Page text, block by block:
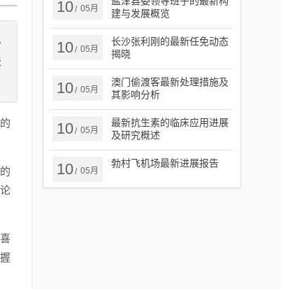
10/ 05月
建与发展概览
10/ 05月
长沙张利刚的最新任免动态
揭晓
10/ 05月
澳门偷渡客最新处理措施及
其影响分析
10/ 05月
最新抗生素的临床应用进展
及研究概述
10/ 05月
勃村飞机场最新进展报告